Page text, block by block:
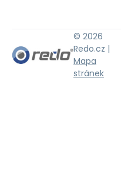
© 2026
Redo.cz |
Mapa
stránek